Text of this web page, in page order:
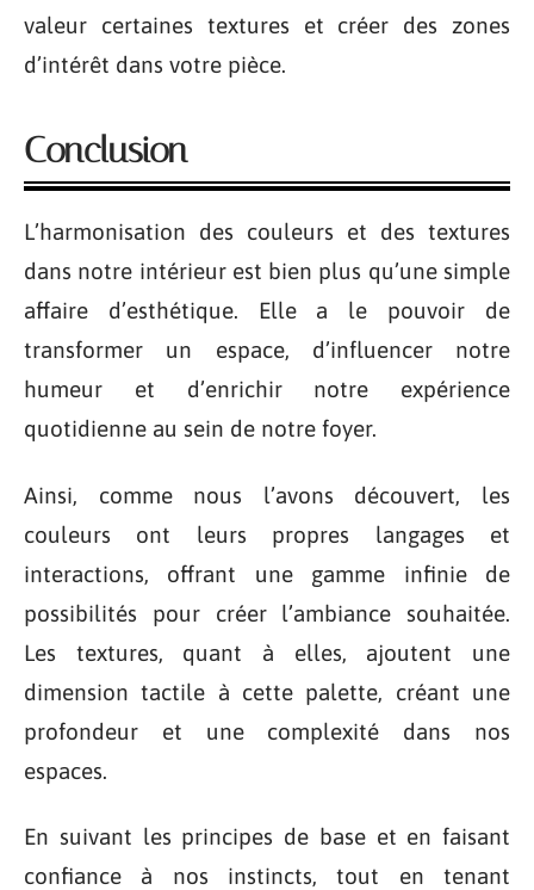
valeur certaines textures et créer des zones
d’intérêt dans votre pièce.
Conclusion
L’harmonisation des couleurs et des textures
dans notre intérieur est bien plus qu’une simple
affaire d’esthétique. Elle a le pouvoir de
transformer un espace, d’influencer notre
humeur et d’enrichir notre expérience
quotidienne au sein de notre foyer.
Ainsi, comme nous l’avons découvert, les
couleurs ont leurs propres langages et
interactions, offrant une gamme infinie de
possibilités pour créer l’ambiance souhaitée.
Les textures, quant à elles, ajoutent une
dimension tactile à cette palette, créant une
profondeur et une complexité dans nos
espaces.
En suivant les principes de base et en faisant
confiance à nos instincts, tout en tenant